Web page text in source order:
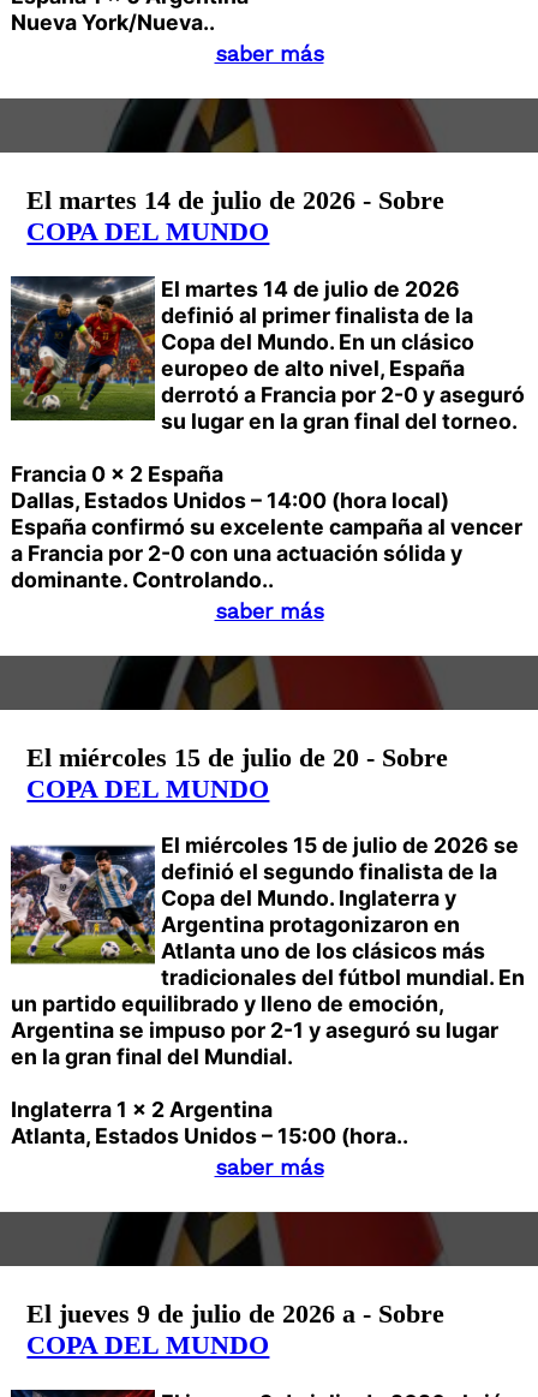
Nueva York/Nueva..
saber más
El martes 14 de julio de 2026 - Sobre
COPA DEL MUNDO
El martes 14 de julio de 2026
definió al primer finalista de la
Copa del Mundo. En un clásico
europeo de alto nivel, España
derrotó a Francia por 2-0 y aseguró
su lugar en la gran final del torneo.
Francia 0 x 2 España
Dallas, Estados Unidos – 14:00 (hora local)
España confirmó su excelente campaña al vencer
a Francia por 2-0 con una actuación sólida y
dominante. Controlando..
saber más
El miércoles 15 de julio de 20 - Sobre
COPA DEL MUNDO
El miércoles 15 de julio de 2026 se
definió el segundo finalista de la
Copa del Mundo. Inglaterra y
Argentina protagonizaron en
Atlanta uno de los clásicos más
tradicionales del fútbol mundial. En
un partido equilibrado y lleno de emoción,
Argentina se impuso por 2-1 y aseguró su lugar
en la gran final del Mundial.
Inglaterra 1 x 2 Argentina
Atlanta, Estados Unidos – 15:00 (hora..
saber más
El jueves 9 de julio de 2026 a - Sobre
COPA DEL MUNDO